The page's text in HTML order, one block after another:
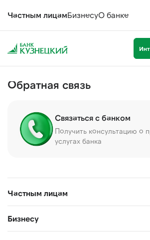
Частным лицамБизнесуО банке
Обратная связь
Связаться с банком
Получить консультацию о
услугах банка
Частным лицам
Бизнесу